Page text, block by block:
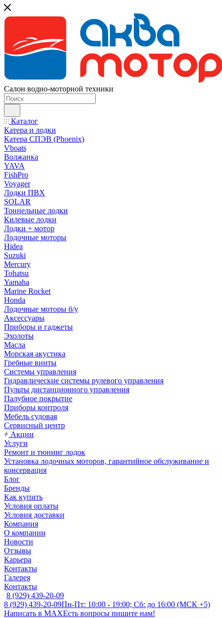
Салон водно-моторной техники
Каталог
Катера и лодки
Катера СПЭВ (Phoenix)
Vboats
Волжанка
YAVA
FishPro
Voyager
Лодки ПВХ
SOLAR
Тоннельные лодки
Килевые лодки
Лодки + мотор
Лодочные моторы
Hidea
Suzuki
Mercury
Tohatsu
Yamaha
Marine Rocket
Honda
Лодочные моторы б/у
Аксессуары
Приборы и гаджеты
Эхолоты
Масла
Морская акустика
Гребные винты
Системы управления
Гидравлические системы рулевого управления
Пульты дистанционного управления
Палубное покрытие
Приборы контроля
Мебель судовая
Сервисный центр
Акции
Услуги
Ремонт и тюнинг лодок
Установка лодочных моторов, гарантийное обслуживание и
консервация
Блог
Бренды
Как купить
Условия оплаты
Условия доставки
Компания
О компании
Новости
Отзывы
Карьера
Контакты
Галерея
Контакты
8 (929) 439-20-09
8 (929) 439-20-09Пн-Пт: 10:00 - 19:00; Сб: до 16:00 (МСК +5)
Написать в MAXЕсть вопросы пишите нам!